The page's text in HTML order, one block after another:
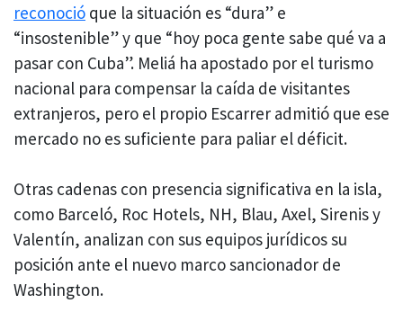
reconoció que la situación es “dura” e
“insostenible” y que “hoy poca gente sabe qué va a
pasar con Cuba”. Meliá ha apostado por el turismo
nacional para compensar la caída de visitantes
extranjeros, pero el propio Escarrer admitió que ese
mercado no es suficiente para paliar el déficit.
Otras cadenas con presencia significativa en la isla,
como Barceló, Roc Hotels, NH, Blau, Axel, Sirenis y
Valentín, analizan con sus equipos jurídicos su
posición ante el nuevo marco sancionador de
Washington.